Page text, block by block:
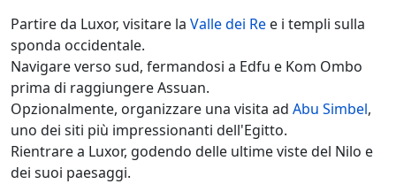
Partire da Luxor, visitare la Valle dei Re e i templi sulla
sponda occidentale.
Navigare verso sud, fermandosi a Edfu e Kom Ombo
prima di raggiungere Assuan.
Opzionalmente, organizzare una visita ad Abu Simbel,
uno dei siti più impressionanti dell'Egitto.
Rientrare a Luxor, godendo delle ultime viste del Nilo e
dei suoi paesaggi.